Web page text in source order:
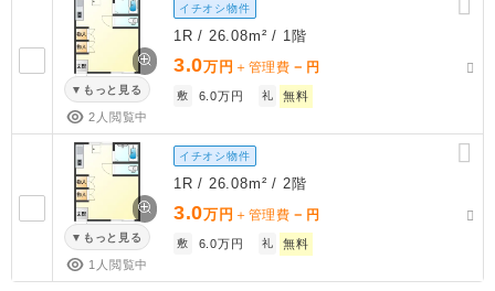
もっと見る
2人閲覧中
イチオシ物件
1R / 26.08m² / 1階
3.0万円 ＋管理費 － 円
敷 6.0万円 礼 無料
もっと見る
1人閲覧中
イチオシ物件
1R / 26.08m² / 2階
3.0万円 ＋管理費 － 円
敷 6.0万円 礼 無料